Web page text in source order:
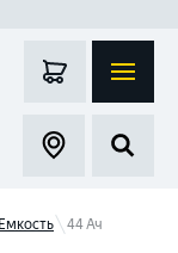
Емкость 44 Ач